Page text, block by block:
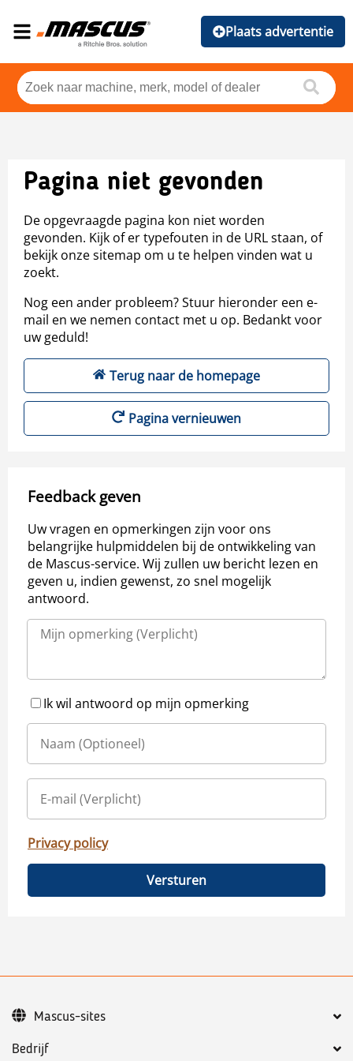
Plaats advertentie
Pagina niet gevonden
De opgevraagde pagina kon niet worden
gevonden. Kijk of er typefouten in de URL staan, of
bekijk onze sitemap om u te helpen vinden wat u
zoekt.
Nog een ander probleem? Stuur hieronder een e-
mail en we nemen contact met u op. Bedankt voor
uw geduld!
Terug naar de homepage
Pagina vernieuwen
Feedback geven
Uw vragen en opmerkingen zijn voor ons
belangrijke hulpmiddelen bij de ontwikkeling van
de Mascus-service. Wij zullen uw bericht lezen en
geven u, indien gewenst, zo snel mogelijk
antwoord.
Ik wil antwoord op mijn opmerking
Privacy policy
Versturen
Bedrijf
Mascus-sites